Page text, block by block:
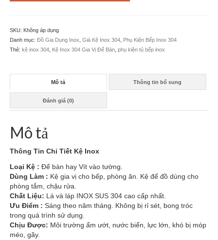
SKU: Không áp dụng
Danh mục: Đồ Gia Dụng Inox Giá Kệ Inox 304 Phụ Kiện Bếp Inox 304
Thẻ: kệ inox 304 Kệ Inox 304 Gia Vị Để Bàn phụ kiện tủ bếp inox
Mô tả Thông tin bổ sung
Đánh giá (0)
Mô tả
Thông Tin Chi Tiết Kệ Inox
Loại Kệ : Để bàn hay Vít vào tường.
Dùng Làm : Kệ gia vị cho bếp, phòng ăn. Kệ để đồ dùng cho
phòng tắm, chậu rửa.
Chất Liệu: Lá và láp INOX SUS 304 cao cấp nhất.
Ưu Điểm : Sáng theo năm tháng. Không bị rỉ sét, bong tróc
trong quá trình sử dụng.
Chịu Được: Môi trường ẩm ướt, nước biển, lực lớn, khó bị móp
méo, gãy.